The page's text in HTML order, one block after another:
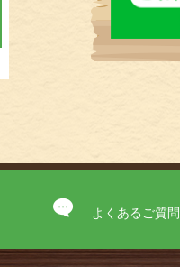
よくあるご質問